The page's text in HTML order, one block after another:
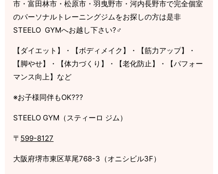
市・富田林市・松原市・羽曳野市・河内長野市で完全個室
のパーソナルトレーニングジムをお探しの方は是非
STEELO GYMへお越し下さい?‍♂️
【ダイエット】・【ボディメイク】・【筋力アップ】・
【脚やせ】・【体力づくり】・【老化防止】・【パフォー
マンス向上】など
※お子様同伴もOK???
STEELO GYM （スティーロ ジム）
〒 599-8127
大阪府堺市東区草尾768-3 （オニシビル3F）